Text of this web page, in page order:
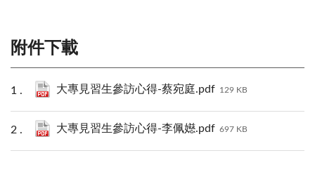
附件下載
大專見習生參訪心得-蔡宛庭.pdf 129 KB
大專見習生參訪心得-李佩嬨.pdf 697 KB